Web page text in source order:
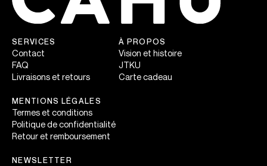
SERVICES
Contact
FAQ
Livraisons et retours
À PROPOS
Vision et histoire
JTKU
Carte cadeau
MENTIONS LÉGALES
Termes et conditions
Politique de confidentialité
Retour et remboursement
NEWSLETTER